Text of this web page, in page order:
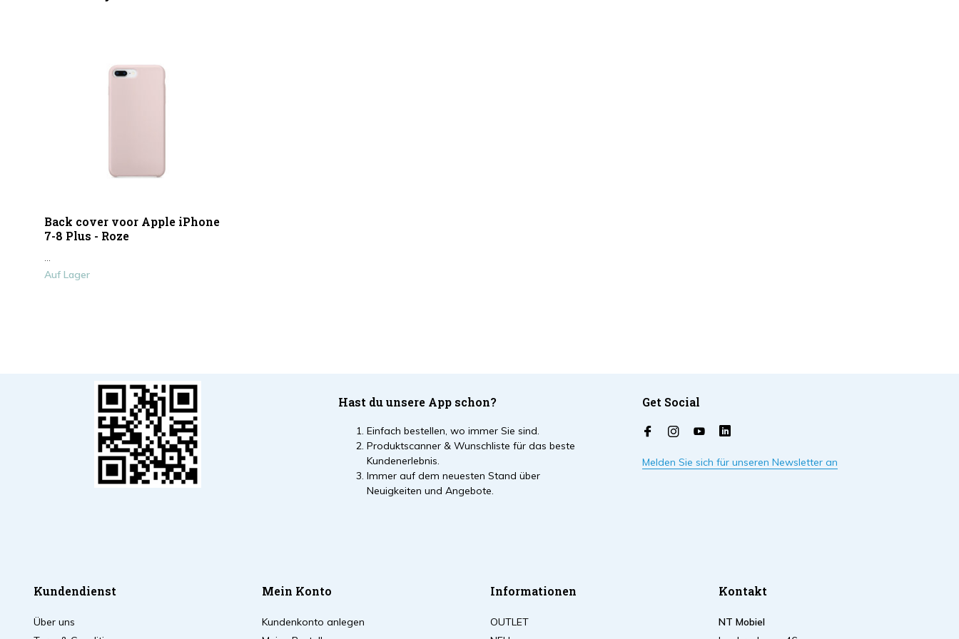
Back cover voor Apple iPhone
7-8 Plus - Roze
Auf Lager
Hast du unsere App schon?
Einfach bestellen, wo immer Sie sind.
Produktscanner & Wunschliste für das beste
Kundenerlebnis.
Immer auf dem neuesten Stand über
Neuigkeiten und Angebote.
Get Social
Melden Sie sich für unseren Newsletter an
Kundendienst
Über uns
Mein Konto
Kundenkonto anlegen
Informationen
OUTLET
Kontakt
NT Mobiel